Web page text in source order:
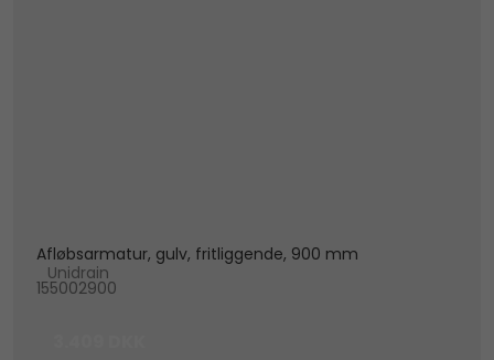
Afløbsarmatur, gulv, fritliggende, 900 mm
Unidrain
155002900